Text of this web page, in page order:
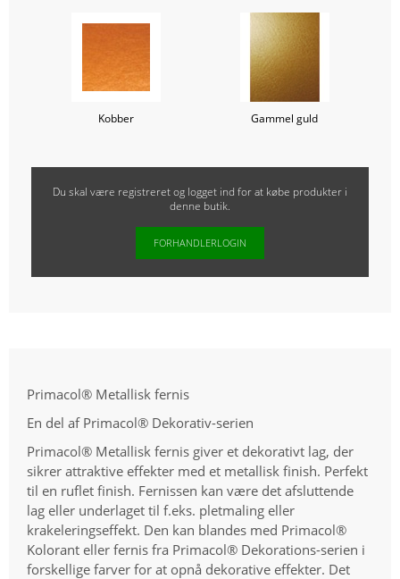
Kobber Gammel guld
Du skal være registreret og logget ind for at købe produkter i
denne butik.
FORHANDLERLOGIN
Primacol® Metallisk fernis
En del af Primacol® Dekorativ-serien
Primacol® Metallisk fernis giver et dekorativt lag, der
sikrer attraktive effekter med et metallisk finish. Perfekt
til en ruflet finish. Fernissen kan være det afsluttende
lag eller underlaget til f.eks. pletmaling eller
krakeleringseffekt. Den kan blandes med Primacol®
Kolorant eller fernis fra Primacol® Dekorations-serien i
forskellige farver for at opnå dekorative effekter. Det